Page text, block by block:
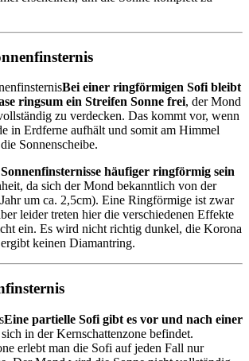
Bei einer ringförmigen Sofi bleibt
ringsum ein Streifen Sonne frei, der Mond
zu verdecken. Das kommt vor, wenn
in Erdferne aufhält und somit am Himmel
Sonnenscheibe.
häufiger ringförmig sein
da sich der Mond bekanntlich von der
um ca. 2,5cm). Eine Ringförmige ist zwar
leider treten hier die verschiedenen Effekte
ein. Es wird nicht richtig dunkel, die Korona
keinen Diamantring.
Eine partielle Sofi gibt es vor und nach einer
in der Kernschattenzone befindet.
erlebt man die Sofi auf jeden Fall nur